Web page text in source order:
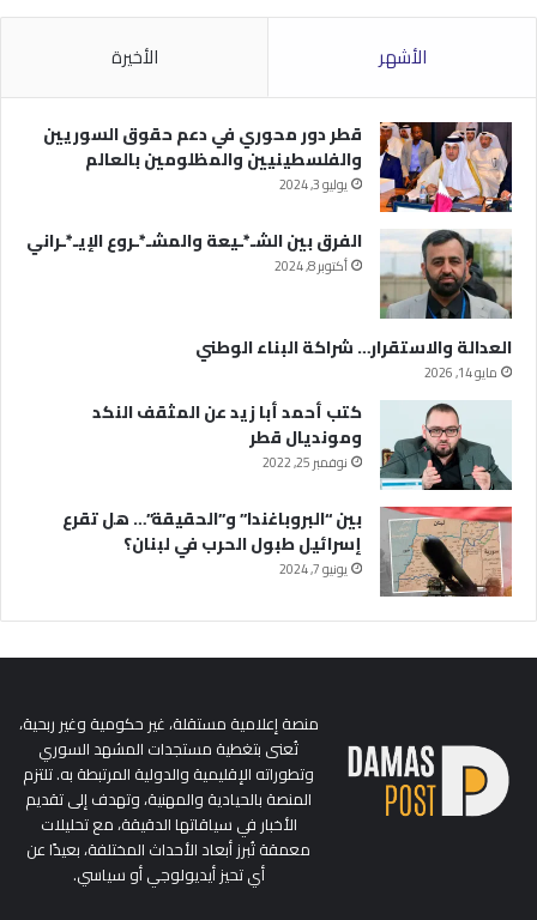
الأشهر الأخيرة
قطر دور محوري في دعم حقوق السوريين
والفلسطينيين والمظلومين بالعالم
يوليو 3, 2024
الفرق بين الشـ*ـيعة والمشـ*ـروع الإيـ*ـراني
أكتوبر 8, 2024
العدالة والاستقرار… شراكة البناء الوطني
مايو 14, 2026
كتب أحمد أبا زيد عن المثقف النكد
ومونديال قطر
نوفمبر 25, 2022
بين “البروباغندا” و”الحقيقة”… هل تقرع
إسرائيل طبول الحرب في لبنان؟
يونيو 7, 2024
منصة إعلامية مستقلة، غير حكومية وغير ربحية،
تُعنى بتغطية مستجدات المشهد السوري
وتطوراته الإقليمية والدولية المرتبطة به. تلتزم
المنصة بالحيادية والمهنية، وتهدف إلى تقديم
الأخبار في سياقاتها الدقيقة، مع تحليلات
معمقة تُبرز أبعاد الأحداث المختلفة، بعيدًا عن
أي تحيز أيديولوجي أو سياسي.